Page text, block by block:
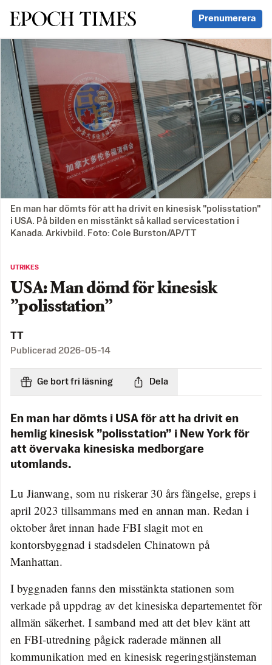
Svenska Epoch Times Prenumerera
En man har dömts för att ha drivit en kinesisk "polisstation"
i USA. På bilden en misstänkt så kallad servicestation i
Kanada. Arkivbild. Foto: Cole Burston/AP/TT
UTRIKES
USA: Man dömd för kinesisk
”polisstation”
TT
Publicerad 2026-05-14
Ge bort fri läsning Dela
En man har dömts i USA för att ha drivit en
hemlig kinesisk ”polisstation” i New York för
att övervaka kinesiska medborgare
utomlands.
Lu Jianwang, som nu riskerar 30 års fängelse, greps i
april 2023 tillsammans med en annan man. Redan i
oktober året innan hade FBI slagit mot en
kontorsbyggnad i stadsdelen Chinatown på
Manhattan.
I byggnaden fanns den misstänkta stationen som
verkade på uppdrag av det kinesiska departementet för
allmän säkerhet. I samband med att det blev känt att
en FBI-utredning pågick raderade männen all
kommunikation med en kinesisk regeringstjänsteman